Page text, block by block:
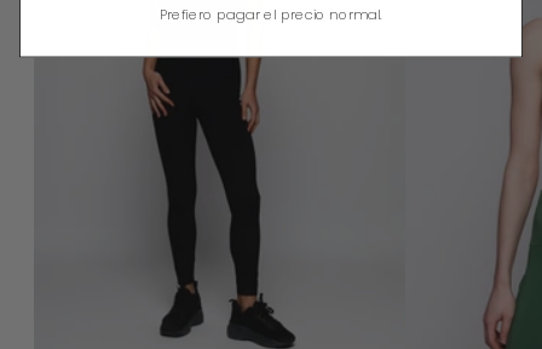
Prefiero pagar el precio normal.